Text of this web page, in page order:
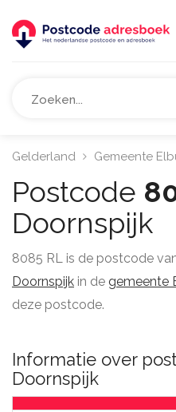
Gelderland Gemeente
Postcode
Doornspijk
8085 RL is de postcode
Doornspijk in de gemeente
deze postcode.
Informatie over
Doornspijk